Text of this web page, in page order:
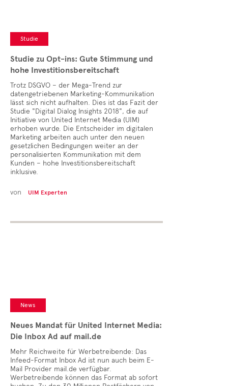
Studie
Studie zu Opt-ins: Gute Stimmung und
hohe Investitionsbereitschaft
Trotz DSGVO – der Mega-Trend zur
datengetriebenen Marketing-Kommunikation
lässt sich nicht aufhalten. Dies ist das Fazit der
Studie "Digital Dialog Insights 2018", die auf
Initiative von United Internet Media (UIM)
erhoben wurde. Die Entscheider im digitalen
Marketing arbeiten auch unter den neuen
gesetzlichen Bedingungen weiter an der
personalisierten Kommunikation mit dem
Kunden – hohe Investitionsbereitschaft
inklusive.
von UIM Experten
News
Neues Mandat für United Internet Media:
Die Inbox Ad auf mail.de
Mehr Reichweite für Werbetreibende: Das
Infeed-Format Inbox Ad ist nun auch beim E-
Mail Provider mail.de verfügbar.
Werbetreibende können das Format ab sofort